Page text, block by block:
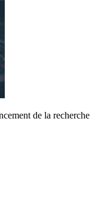
de la recherche